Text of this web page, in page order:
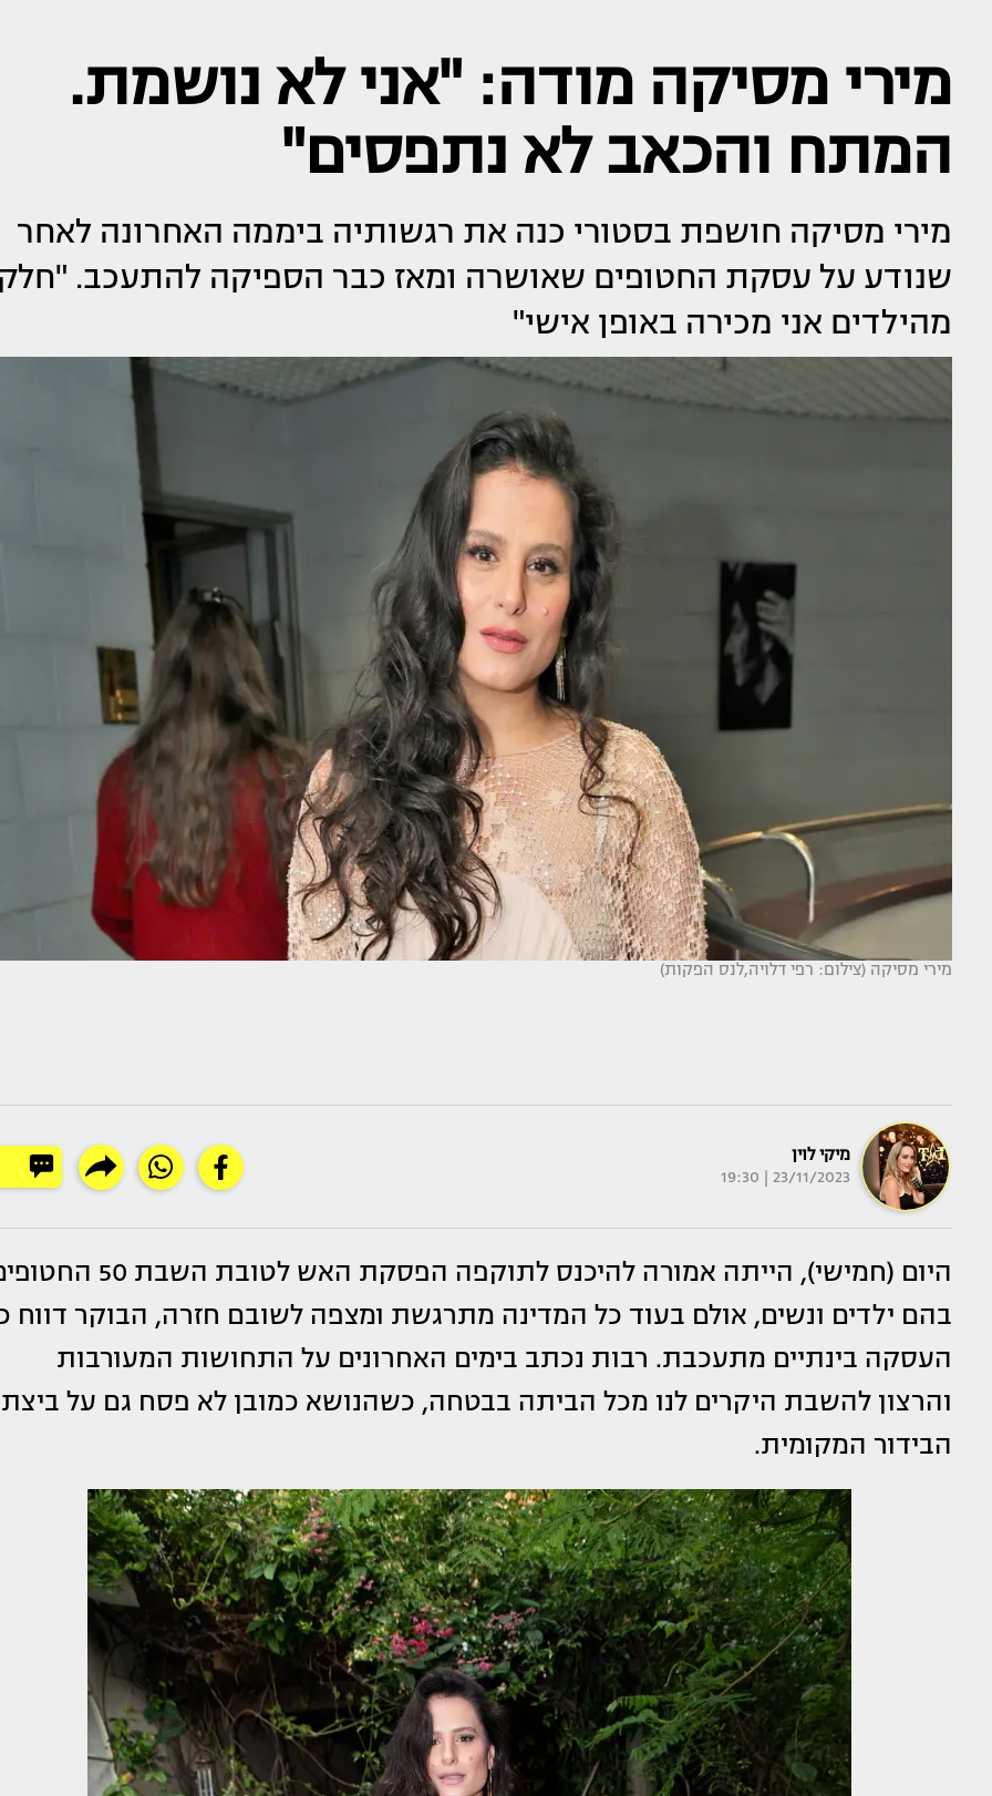
מירי מסיקה מודה: "אני לא נושמת.
המתח והכאב לא נתפסים"
מירי מסיקה חושפת בסטורי כנה את רגשותיה ביממה האחרונה לאחר
שנודע על עסקת החטופים שאושרה ומאז כבר הספיקה להתעכב. "חלק
מהילדים אני מכירה באופן אישי"
מירי מסיקה (צילום: רפי דלויה,לנס הפקות)
מיקי לוין
23/11/2023 | 19:30
היום (חמישי), הייתה אמורה להיכנס לתוקפה הפסקת האש לטובת השבת
בהם ילדים ונשים, אולם בעוד כל המדינה מתרגשת ומצפה לשובם חזרה, הבוקר דווח
העסקה בינתיים מתעכבת. רבות נכתב בימים האחרונים על התחושות המעורבות
והרצון להשבת היקרים לנו מכל הביתה בבטחה, כשהנושא כמובן לא פסח גם על ביצת
הבידור המקומית.